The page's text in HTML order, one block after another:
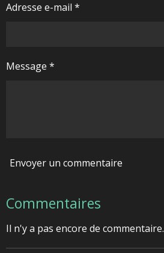
Adresse e-mail *
Message *
Envoyer un commentaire
Commentaires
Il n'y a pas encore de commentaire.